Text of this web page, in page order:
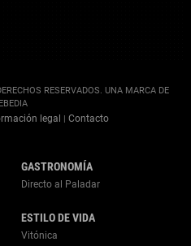
RESERVADOS. UNA MARCA DE
legal | Contacto
GASTRONOMÍA
Directo al Paladar
ESTILO DE VIDA
Vitónica